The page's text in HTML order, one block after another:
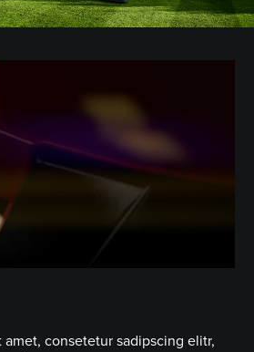
consetetur sadipscing elitr,